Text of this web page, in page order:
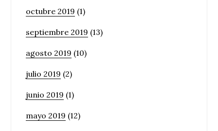
octubre 2019 (1)
septiembre 2019 (13)
agosto 2019 (10)
julio 2019 (2)
junio 2019 (1)
mayo 2019 (12)